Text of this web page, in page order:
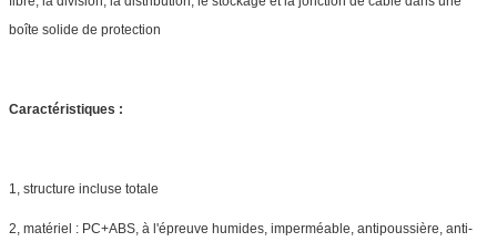
boîte solide de protection
Caractéristiques :
1, structure incluse totale
2, matériel : PC+ABS, à l'épreuve humides, imperméable, antipoussière, anti-